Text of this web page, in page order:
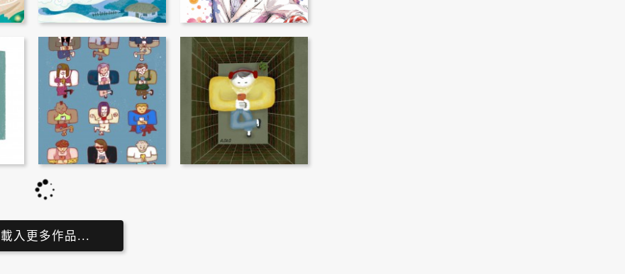
載入更多作品...